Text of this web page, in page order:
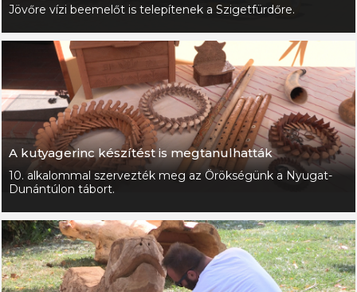
Jövőre vízi beemelőt is telepítenek a Szigetfürdőre.
A kutyagerinc készítést is megtanulhatták
10. alkalommal szervezték meg az Örökségünk a Nyugat-
Dunántúlon tábort.